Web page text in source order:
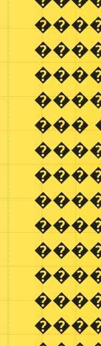
���